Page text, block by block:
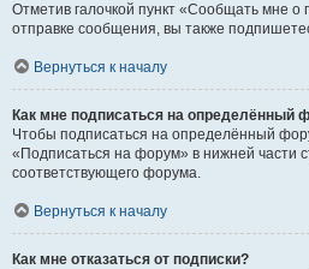
Отметив галочкой пункт «Сообщать мне о
отправке сообщения, вы также
Вернуться к началу
Как мне подписаться на определённый
Чтобы подписаться на определённый
«Подписаться на форум» в нижней части
соответствующего форума.
Вернуться к началу
Как мне отказаться от подписки?